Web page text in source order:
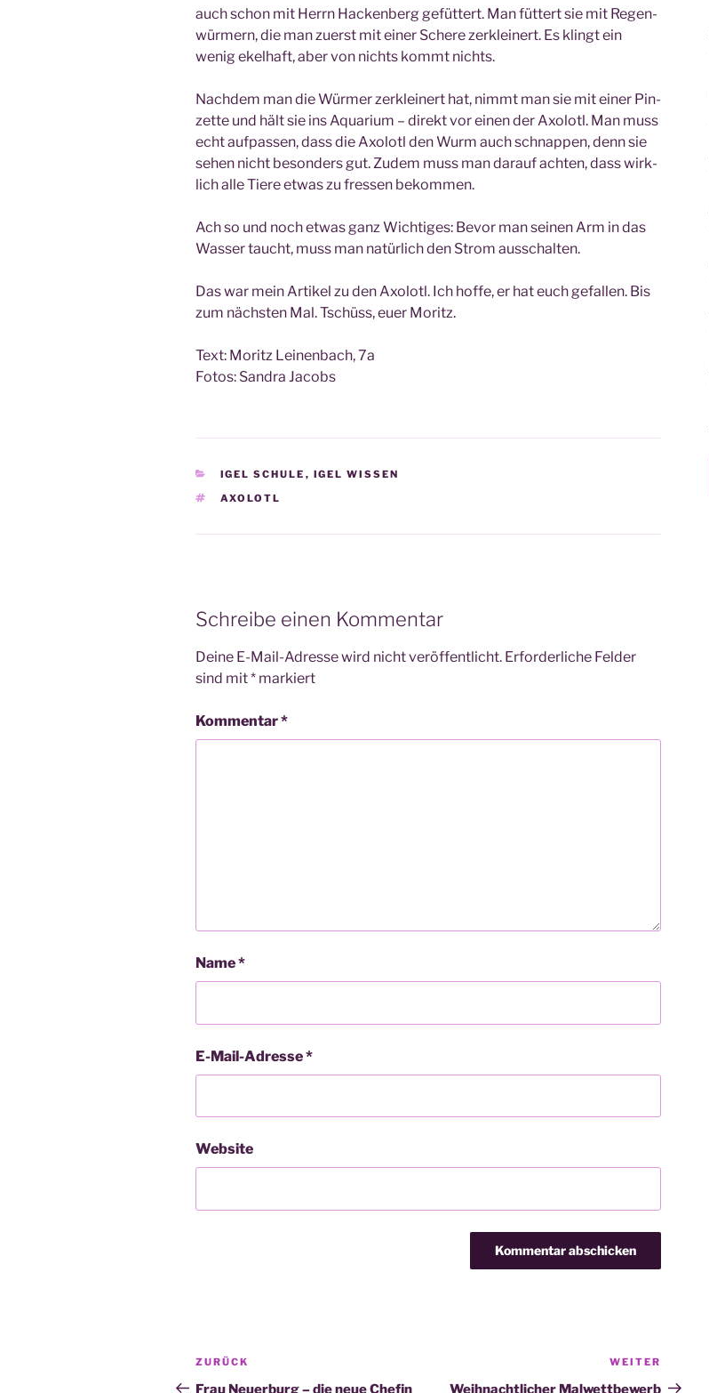
auch schon mit Herrn Hacken­berg gefüt­tert. Man füt­tert sie mit Regen­
wür­mern, die man zuerst mit einer Sche­re zer­klei­nert. Es klingt ein
wenig ekel­haft, aber von nichts kommt nichts.
Nach­dem man die Wür­mer zer­klei­nert hat, nimmt man sie mit einer Pin­
zet­te und hält sie ins Aqua­ri­um – direkt vor einen der Axolotl. Man muss
echt auf­pas­sen, dass die Axolotl den Wurm auch schnap­pen, denn sie
sehen nicht beson­ders gut. Zudem muss man dar­auf ach­ten, dass wirk­
lich alle Tie­re etwas zu fres­sen bekommen.
Ach so und noch etwas ganz Wich­ti­ges: Bevor man sei­nen Arm in das
Was­ser taucht, muss man natür­lich den Strom ausschalten.
Das war mein Arti­kel zu den Axolotl. Ich hof­fe, er hat euch gefal­len. Bis
zum nächs­ten Mal. Tschüss, euer Moritz.
Text: Moritz Lei­nen­bach, 7a
Fotos: San­dra Jacobs
KATEGORIEN
IGEL SCHULE , IGEL WISSEN
SCHLAGWÖRTER
AXOLOTL
Schreibe einen Kommentar
Deine E-Mail-Adresse wird nicht veröffentlicht. Erforderliche Felder
sind mit* markiert
Kommentar*
Name*
E-Mail-Adresse*
Website
Beitragsnavigation
Vorheriger
Beitrag
ZURÜCK
Frau Neuerburg – die neue Chefin
Beitrag
WEITER
Weihnachtlicher Malwettbewerb